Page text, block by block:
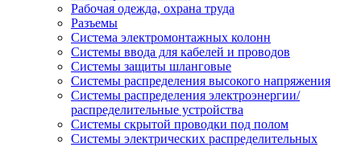
Рабочая одежда, охрана труда
Разъемы
Система электромонтажных колонн
Системы ввода для кабелей и проводов
Системы защиты шланговые
Системы распределения высокого напряжения
Системы распределения электроэнергии/
распределительные устройства
Системы скрытой проводки под полом
Системы электрических распределительных